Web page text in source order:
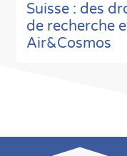
Suisse : des
de recherche
Air&Cosmos